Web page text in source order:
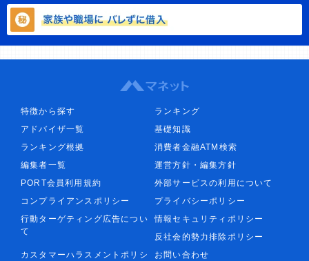
特徴から探す
ランキング
アドバイザ一覧
基礎知識
ランキング根拠
消費者金融ATM検索
編集者一覧
運営方針・編集方針
PORT会員利用規約
外部サービスの利用について
コンプライアンスポリシー
プライバシーポリシー
行動ターゲティング広告につい
て
情報セキュリティポリシー
反社会的勢力排除ポリシー
カスタマーハラスメントポリシ
お問い合わせ